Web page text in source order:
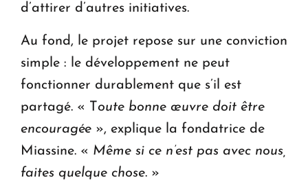
d’attirer d’autres initiatives.
Au fond, le projet repose sur une conviction
simple : le développement ne peut
fonctionner durablement que s’il est
partagé. « Toute bonne œuvre doit être
encouragée », explique la fondatrice de
Miassine. « Même si ce n’est pas avec nous,
faites quelque chose. »